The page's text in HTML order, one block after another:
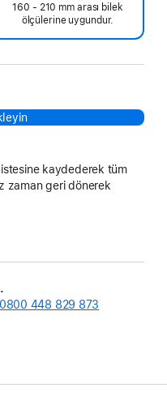
160 - 210 mm arası bilek
ölçülerine uygundur.
kaydederek tüm
zaman geri dönerek
448 829 873